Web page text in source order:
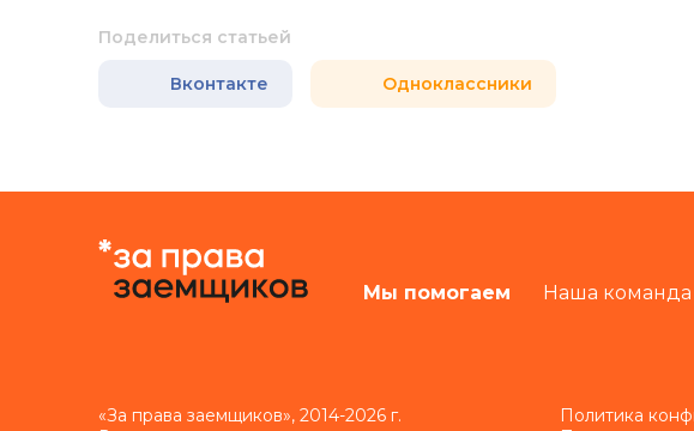
Поделиться статьей
Вконтакте Одноклассники
Мы помогаем Наша команда
«За права заемщиков», 2014-2026 г.
Политика